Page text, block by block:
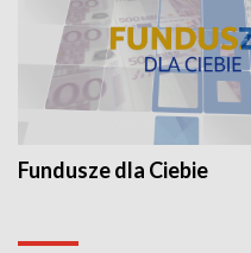
Fundusze dla Ciebie